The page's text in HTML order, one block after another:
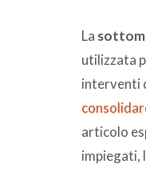
La
utilizzata
interventi
articolo
impiegati,